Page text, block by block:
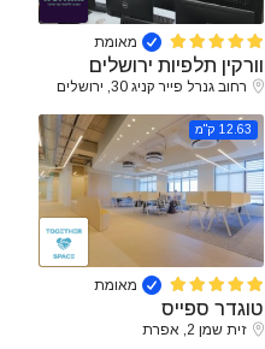
מאומת
וורקין תלפיות ירושלים
רחוב גנרל פייר קניג 30, ירושלים
מאומת
12.63 ק"מ
טוגדר ספייס
זית שמן 2, אפרת